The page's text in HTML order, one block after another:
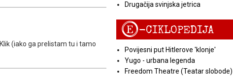
(iako ga prelistam tu i tamo
Drugačija svinjska jetrica
E-CIKLOPEDIJA
Povijesni put Hitlerove 'klonje'
Yugo - urbana legenda
Freedom Theatre (Teatar slobode)